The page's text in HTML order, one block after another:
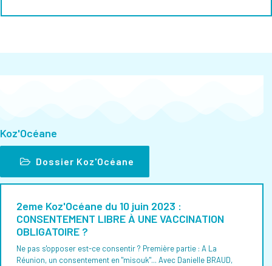
Koz'Océane
Dossier Koz'Océane
2eme Koz'Océane du 10 juin 2023 :
CONSENTEMENT LIBRE À UNE VACCINATION
OBLIGATOIRE ?
Ne pas s'opposer est-ce consentir ? Première partie : A La
Réunion, un consentement en "misouk"... Avec Danielle BRAUD,